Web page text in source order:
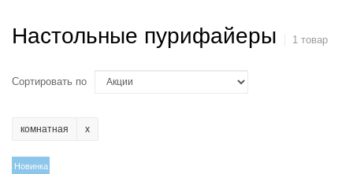
Настольные пурифайеры 1 товар
Сортировать по
комнатная
Новинка